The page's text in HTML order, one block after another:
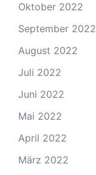
Oktober 2022
September 2022
August 2022
Juli 2022
Juni 2022
Mai 2022
April 2022
März 2022